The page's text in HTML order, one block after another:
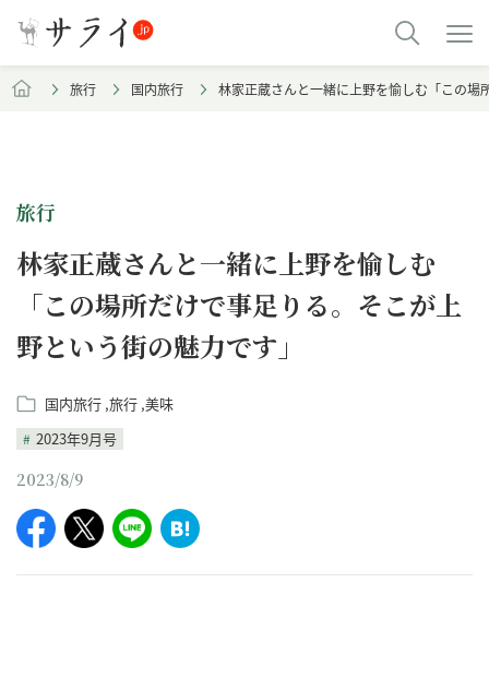
旅行 国内旅行 林家正蔵さんと一緒に上野を愉しむ「この
旅行
林家正蔵さんと一緒に上野を愉しむ
「この場所だけで事足りる。そこが上
野という街の魅力です」
国内旅行 旅行 美味
2023年9月号
2023/8/9